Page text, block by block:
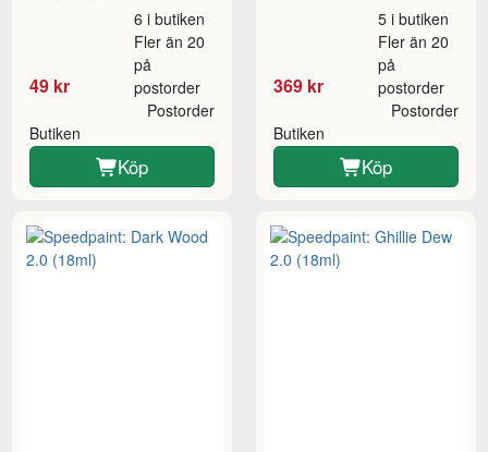
49 kr
6 i butiken
Fler än 20
på
postorder
Butiken
Postorder
Köp
369 kr
5 i butiken
Fler än 20
på
postorder
Butiken
Postorder
Köp